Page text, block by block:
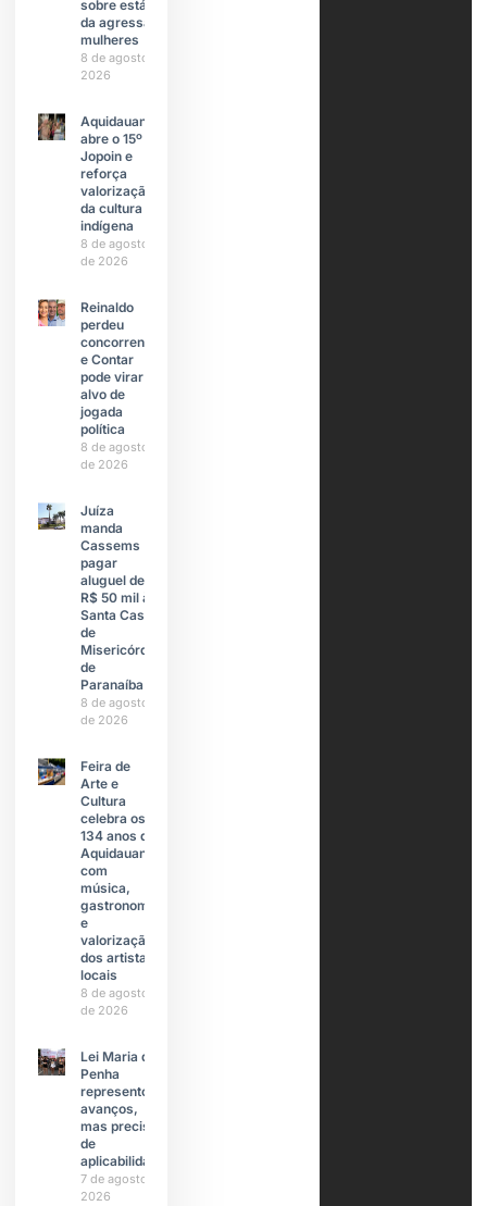
sobre estágios
da agressão a
mulheres
8 de agosto de
2026
Aquidauana
abre o 15º
Jopoin e
reforça
valorização
da cultura
indígena
8 de agosto
de 2026
Reinaldo
perdeu
concorrente
e Contar
pode virar
alvo de
jogada
política
8 de agosto
de 2026
Juíza
manda
Cassems
pagar
aluguel de
R$ 50 mil à
Santa Casa
de
Misericórdia
de
Paranaíba
8 de agosto
de 2026
Feira de
Arte e
Cultura
celebra os
134 anos de
Aquidauana
com
música,
gastronomia
e
valorização
dos artistas
locais
8 de agosto
de 2026
Lei Maria da
Penha
representou
avanços,
mas precisa
de
aplicabilidade
7 de agosto de
2026